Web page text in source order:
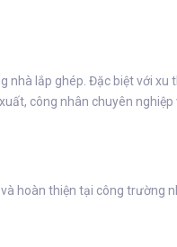
nhà lắp ghép. Đặc biệt với xu
công nhân chuyên
hoàn thiện tại công trường